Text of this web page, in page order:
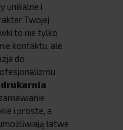
unikalne i
Twojej
to nie tylko
kontaktu, ale
do
drukarnia
i proste, a
łatwe